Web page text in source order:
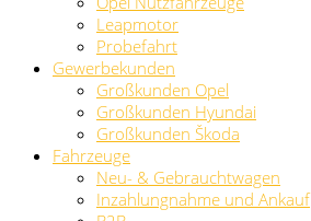
Leapmotor
Probefahrt
Gewerbekunden
Großkunden Opel
Großkunden Hyundai
Großkunden Škoda
Fahrzeuge
Neu- & Gebrauchtwagen
Inzahlungnahme und Ankauf